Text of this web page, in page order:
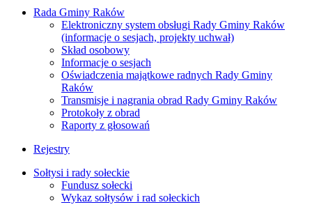
Rada Gminy Raków
Elektroniczny system obsługi Rady Gminy Raków
(informacje o sesjach, projekty uchwał)
Skład osobowy
Informacje o sesjach
Oświadczenia majątkowe radnych Rady Gminy
Raków
Transmisje i nagrania obrad Rady Gminy Raków
Protokoły z obrad
Raporty z głosowań
Rejestry
Sołtysi i rady sołeckie
Fundusz sołecki
Wykaz sołtysów i rad sołeckich